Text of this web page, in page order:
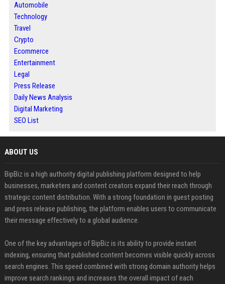
Automobile
Technology
Travel
Crypto
Ecommerce
Entertainment
Legal
Press Release
Daily News Analysis
Digital Marketing
SEO List
ABOUT US
BipBiz is a high authority digital publishing platform designed to help
businesses, marketers and content creators expand their reach through
strategic content distribution. With a strong foundation in guest posting
and press release publishing, the platform enables users to communicate
their message effectively to a global audience.
One of the key advantages of BipBiz is its ability to provide instant
indexing, ensuring that published content becomes visible quickly across
search engines. This speed combined with strong domain authority helps
improve search rankings and increases the overall impact of each